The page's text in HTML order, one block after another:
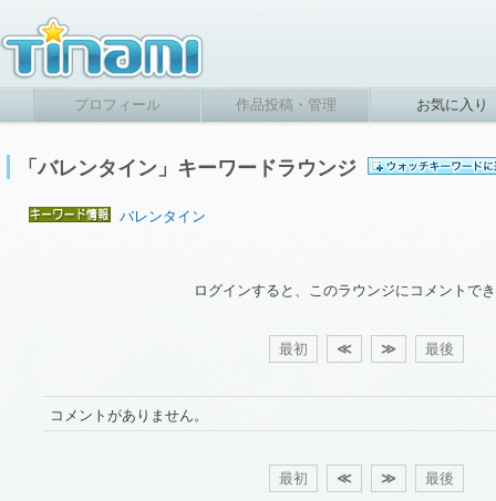
プロフィール 作品投稿・管理 お気に入り
「バレンタイン」キーワードラウンジ
バレンタイン
ログインすると、このラウンジにコメントで
最初 ≪ ≫ 最後
コメントがありません。
最初 ≪ ≫ 最後